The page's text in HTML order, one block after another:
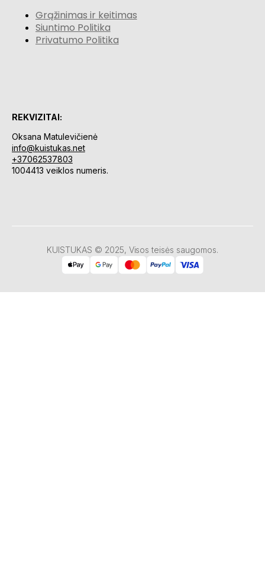
Grąžinimas ir keitimas
Siuntimo Politika
Privatumo Politika
REKVIZITAI:
Oksana Matulevičienė
info@kuistukas.net
+37062537803
1004413 veiklos numeris.
KUISTUKAS © 2025, Visos teisės saugomos.